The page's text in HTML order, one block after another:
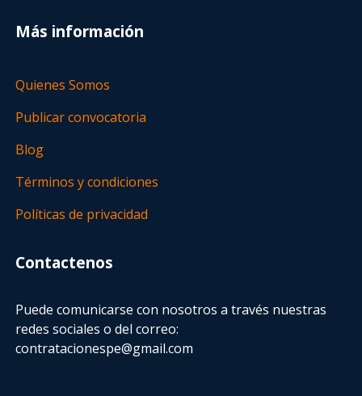
Más información
Quienes Somos
Publicar convocatoria
Blog
Términos y condiciones
Políticas de privacidad
Contactenos
Puede comunicarse con nosotros a través nuestras
redes sociales o del correo:
contratacionespe@gmail.com